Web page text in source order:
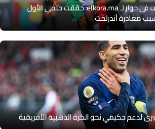
إسماعيل باعوف في حوار لـ elkora.ma: حققت حلمي الأول
أندرلخت
حكيمي نحو الكرة الذهبية الأفريقية